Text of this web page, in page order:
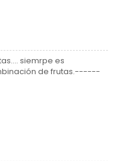
siemrpe es
de frutas.------